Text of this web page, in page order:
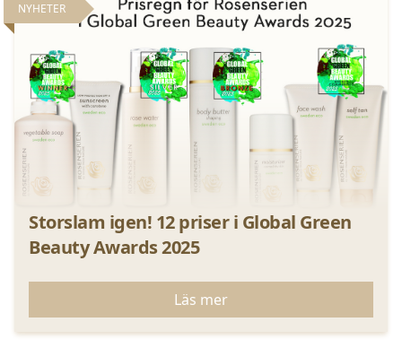
NYHETER
Storslam igen! 12 priser i Global Green
Beauty Awards 2025
Läs mer